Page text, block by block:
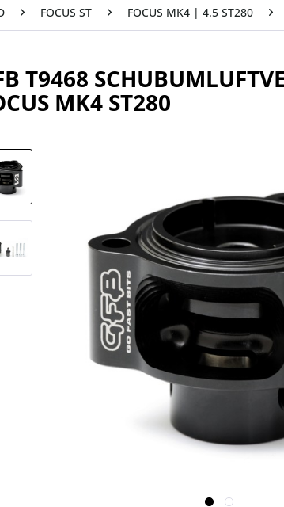
FOCUS ST FOCUS MK4 | 4.5 ST280
T9468
MK4 ST280